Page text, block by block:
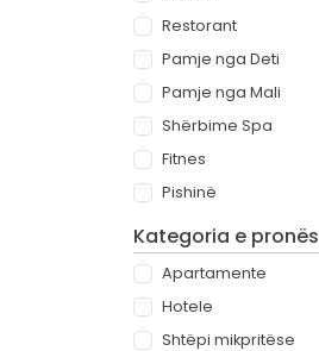
Restorant
Pamje nga Deti
Pamje nga Mali
Shërbime Spa
Fitnes
Pishinë
Kategoria e pronës
Apartamente
Hotele
Shtëpi mikpritëse